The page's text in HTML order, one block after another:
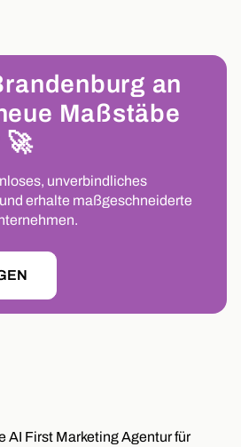
an
Maßstäbe
🚀
unverbindliches
erhalte maßgeschneiderte
AI First Marketing Agentur für